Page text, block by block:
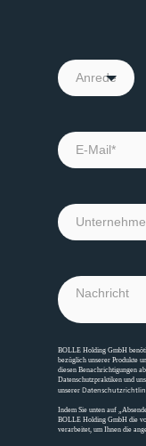
BOLLE Holding GmbH
bezüglich unserer Produkte
diesen Benachrichtigungen
Datenschutzpraktiken und
unserer
Indem Sie unten auf
BOLLE Holding GmbH die
verarbeitet, um Ihnen die